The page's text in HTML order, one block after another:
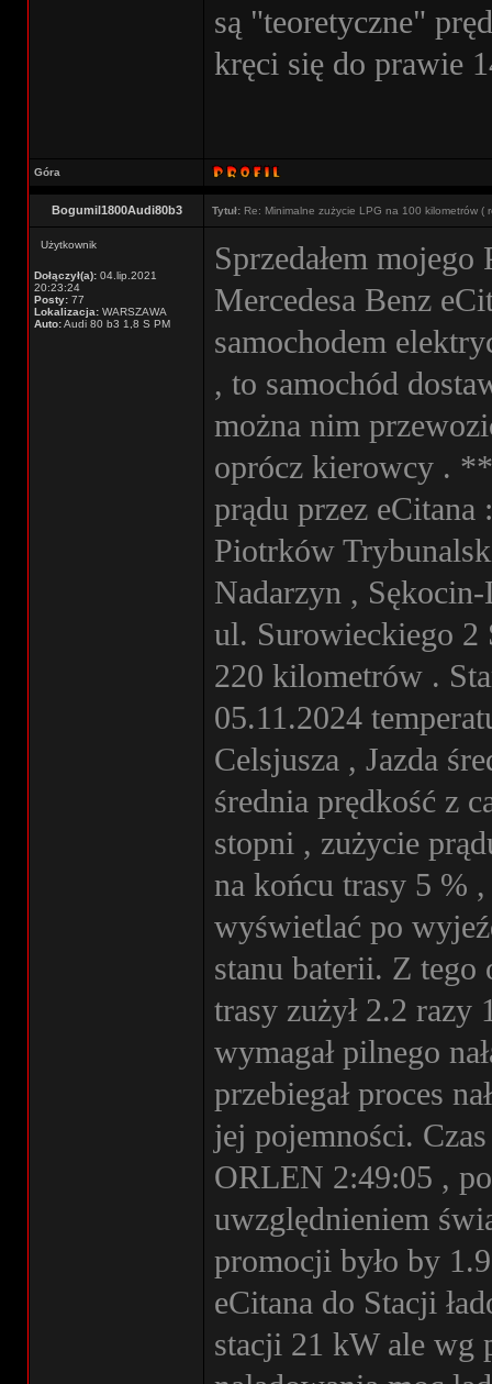
są "teoretyczne"
kręci się do prawie
Góra
Bogumil1800Audi80b3 Tytuł: Re: Minimalne zużycie LPG na 100 kilometrów (
Użytkownik
Dołączył(a): 04.lip.2021
20:23:24
Posty: 77
Lokalizacja: WARSZAWA
Auto:Audi 80 b3 1,8 S PM
Sprzedałem
Mercedesa Benz
samochodem
, to samochód
można nim
oprócz kierowcy .
prądu przez eCitana
Piotrków
Nadarzyn ,
ul. Surowieckiego 2
220 kilometrów .
05.11.2024
Celsjusza , Jazda
średnia prędkość z
stopni , zużycie
na końcu trasy 5 % ,
wyświetlać po
stanu baterii. Z tego
trasy zużył 2.2
wymagał pilnego
przebiegał proces
jej pojemności.
ORLEN 2:49:05 ,
uwzględnieniem
promocji było by
eCitana do Stacji
stacji 21 kW ale wg